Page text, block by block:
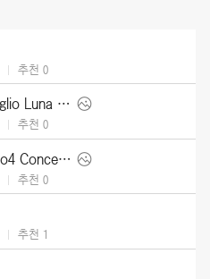
추천 0
알파 로메오 Giulia Quadrifoglio Luna Rossa (2026)
추천 0
DS오토모빌 Taylor Made No4 Concept (2026)
추천 0
추천 1